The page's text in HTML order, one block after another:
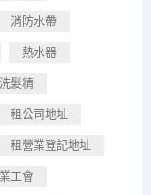
消防水帶
熱水器
髮精
租公司地址
租營業登記地址
工會